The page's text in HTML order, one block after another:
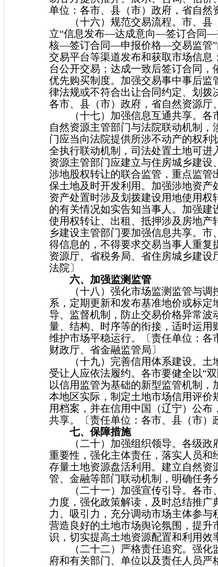
单位：各市、县（市）政府，省自然
（十六）规范交易流程。市、县
立“信息发布—达成意向—签订合同—
核—签订合同—申报价格—交易监管”
交易平台等渠道发布和获取市场信
台公开交易；达成一致后签订合同
优先购买制度。加强交易事中事后
律法规或不符合出让合同约定、划
各市、县（市）政府，省自然资源厅
（十七）加强信息互通共享。各
自然资源主管部门与法院联动机制
门应当向法院提供所涉不动产的权
全执行联动机制，司法处置土地可
资源主管部门应建立与住房城乡建
涉地股权转让的联合监管，重点监
保土地及时开发利用。加强涉地资
资产处置时涉及划拨建设用地使用
的有关情况如实告知当事人。加强
使用权转让、出租、抵押涉及房地
乡建设主管部门要加强信息共享。
得信息的，不得要求交易当事人重
资源厅、省税务局、省住房城乡建
法院〕
六、加强监测监管
（十八）强化市场监测监管与调
系，定期更新和发布基准地价或标
导、监督机制，防止交易价格异常
量、结构、时序等的衔接，适时运
维护市场平稳运行。〔责任单位：
财政厅、省金融监管局〕
（十九）完善信用体系建设。土
受让人应依法履约。各市要健全以“
以信用监管为基础的新型监管机制
本地区实际，制定土地市场信用评
用档案，并在信用中国（辽宁）公
共享。〔责任单位：各市、县（市
七、保障措施
（二十）加强组织领导。各级政
重要性，强化主体责任，落实人员
存量土地资源盘活利用。建立自然
管、金融等部门联动机制，明确任务
（二十一）加强宣传引导。各市
力度，强化政策解读，及时总结推
力、吸引力，充分调动市场主体参
营造良好的土地市场舆论氛围，提
识，切实提高土地资源配置和利用效
（二十二）严格责任追究。强化
府和有关部门、单位以及责任人员